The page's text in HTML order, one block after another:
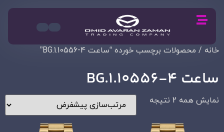
خانه / محصولات برچسب خورده “ساعت BG.1.10556-4”
ساعت BG.1.10556-4
نمایش همه 2 نتیجه